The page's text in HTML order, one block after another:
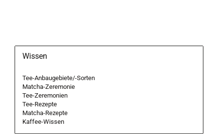
Wissen
Tee-Anbaugebiete/-Sorten
Matcha-Zeremonie
Tee-Zeremonien
Tee-Rezepte
Matcha-Rezepte
Kaffee-Wissen